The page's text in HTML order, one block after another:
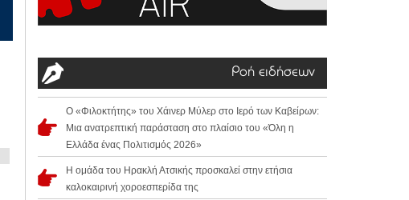
Ροή ειδήσεων
Ο «Φιλοκτήτης» του Χάινερ Μύλερ στο Ιερό των Καβείρων:
Μια ανατρεπτική παράσταση στο πλαίσιο του «Όλη η
Ελλάδα ένας Πολιτισμός 2026»
Η ομάδα του Ηρακλή Ατσικής προσκαλεί στην ετήσια
καλοκαιρινή χοροεσπερίδα της